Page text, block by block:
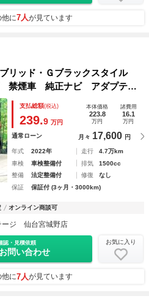
に7人が見ています
リッド・Ｇブラックスタイル
禁煙車 純正ナビ アダプティ
ｌｕｅｔｏｏｔｈ フルセグ
レーンキープ クリアランス
報
支払総額(税込)
239.9 万円
本体価格
223.8
万円
諸費用
16.1
万円
通常ローン 月々 17,600 円
年式 2022年 走行
4.7万km
車検
車検整備付 排気
1500cc
整備
法定整備付 修復
なし
保証
保証付 (3ヶ月・3000km)
オンライン商談可
ージ 仙台宮城野店
認・見積依頼
問い合わせ
お気に入り
に7人が見ています